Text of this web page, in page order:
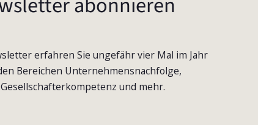
erfahren Sie ungefähr vier Mal im Jahr
Bereichen Unternehmensnachfolge,
und mehr.